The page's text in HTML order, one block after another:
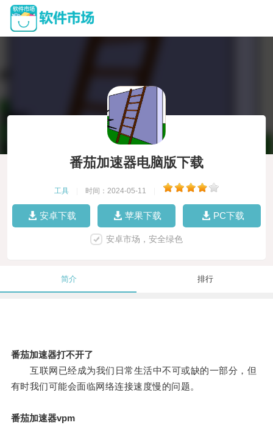
番茄加速器电脑版下载
工具 时间：2024-05-11
安卓下载 苹果下载 PC下载
安卓市场，安全绿色
简介 排行
番茄加速器打不开了
互联网已经成为我们日常生活中不可或缺的一部分，但
有时我们可能会面临网络连接速度慢的问题。
番茄加速器vpm